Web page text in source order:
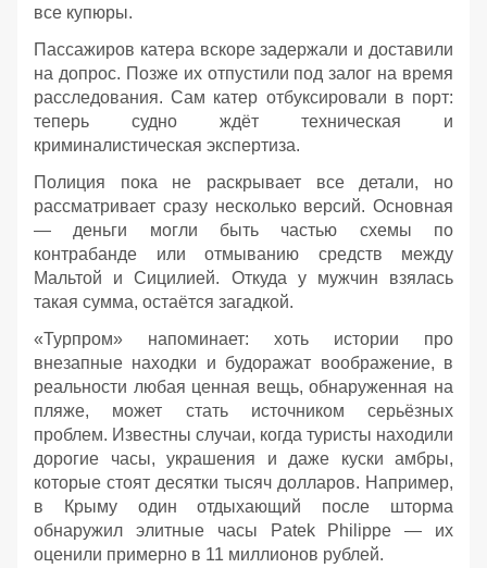
все купюры.
Пассажиров катера вскоре задержали и доставили
на допрос. Позже их отпустили под залог на время
расследования. Сам катер отбуксировали в порт:
теперь судно ждёт техническая и
криминалистическая экспертиза.
Полиция пока не раскрывает все детали, но
рассматривает сразу несколько версий. Основная
— деньги могли быть частью схемы по
контрабанде или отмыванию средств между
Мальтой и Сицилией. Откуда у мужчин взялась
такая сумма, остаётся загадкой.
«Турпром» напоминает: хоть истории про
внезапные находки и будоражат воображение, в
реальности любая ценная вещь, обнаруженная на
пляже, может стать источником серьёзных
проблем. Известны случаи, когда туристы находили
дорогие часы, украшения и даже куски амбры,
которые стоят десятки тысяч долларов. Например,
в Крыму один отдыхающий после шторма
обнаружил элитные часы Patek Philippe — их
оценили примерно в 11 миллионов рублей.